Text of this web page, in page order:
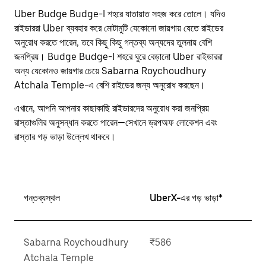
select
a
date.
Press
the
escape
button
to
the
calendar.
Uber Budge Budge-I শহরে যাতায়াত সহজ করে তোলে। যদিও
রাইডাররা Uber ব্যবহার করে মোটামুটি যেকোনো জায়গায় যেতে রাইডের
অনুরোধ করতে পারেন, তবে কিছু কিছু গন্তব্য অন্যদের তুলনায় বেশি
জনপ্রিয়। Budge Budge-I শহরে ঘুরে বেড়ানো Uber রাইডাররা
অন্য যেকোনও জায়গার চেয়ে Sabarna Roychoudhury
Atchala Temple-এ বেশি রাইডের জন্য অনুরোধ করছেন।
এখানে, আপনি আপনার কাছাকাছি রাইডারদের অনুরোধ করা জনপ্রিয়
রাস্তাগুলির অনুসন্ধান করতে পারেন—সেখানে ড্রপঅফ লোকেশন এবং
রাস্তার গড় ভাড়া উল্লেখ থাকবে।
গন্তব্যস্থল UberX-এর গড় ভাড়া*
Sabarna Roychoudhury
Atchala Temple
₹586